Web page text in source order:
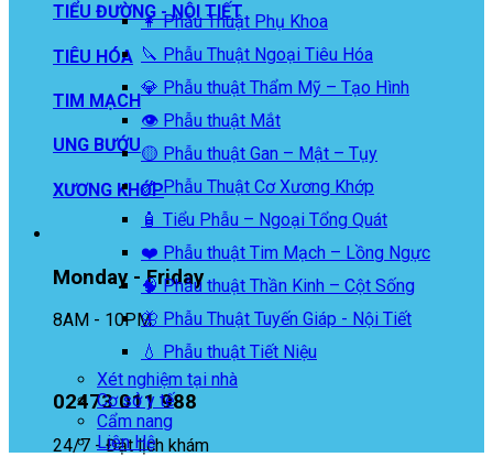
TIỂU ĐƯỜNG - NỘI TIẾT
TIÊU HÓA
TIM MẠCH
UNG BƯỚU
XƯƠNG KHỚP
Monday - Friday
8AM - 10PM
02473 011 988
24/7 - Đặt lịch khám
👩 Phẫu Thuật Phụ Khoa
🔪 Phẫu Thuật Ngoại Tiêu Hóa
💎 Phẫu thuật Thẩm Mỹ – Tạo Hình
👁️ Phẫu thuật Mắt
🟡 Phẫu thuật Gan – Mật – Tụy
🦴 Phẫu Thuật Cơ Xương Khớp
🧴 Tiểu Phẫu – Ngoại Tổng Quát
❤️ Phẫu thuật Tim Mạch – Lồng Ngực
🧠 Phẫu thuật Thần Kinh – Cột Sống
🦋 Phẫu Thuật Tuyến Giáp - Nội Tiết
💧 Phẫu thuật Tiết Niệu
Xét nghiệm tại nhà
Cơ sở y tế
Cẩm nang
Liên Hệ